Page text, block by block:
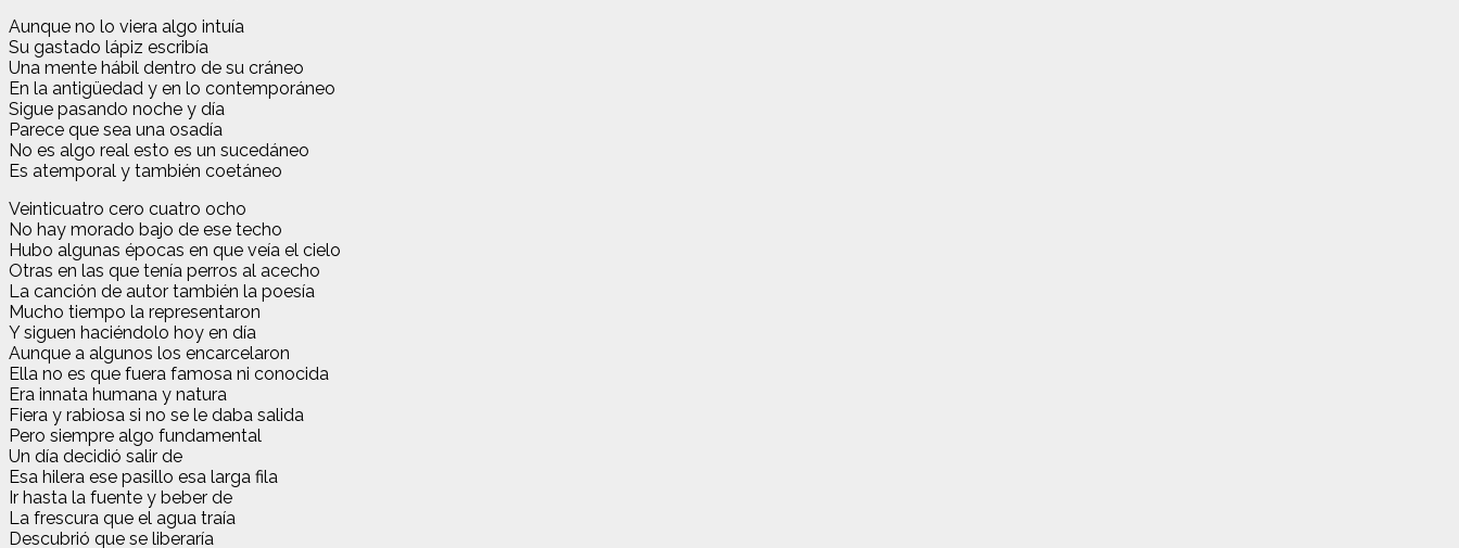
Aunque no lo viera algo intuía
Su gastado lápiz escribía
Una mente hábil dentro de su cráneo
En la antigüedad y en lo contemporáneo
Sigue pasando noche y día
Parece que sea una osadía
No es algo real esto es un sucedáneo
Es atemporal y también coetáneo
Veinticuatro cero cuatro ocho
No hay morado bajo de ese techo
Hubo algunas épocas en que veía el cielo
Otras en las que tenía perros al acecho
La canción de autor también la poesía
Mucho tiempo la representaron
Y siguen haciéndolo hoy en día
Aunque a algunos los encarcelaron
Ella no es que fuera famosa ni conocida
Era innata humana y natura
Fiera y rabiosa si no se le daba salida
Pero siempre algo fundamental
Un día decidió salir de
Esa hilera ese pasillo esa larga fila
Ir hasta la fuente y beber de
La frescura que el agua traía
Descubrió que se liberaría